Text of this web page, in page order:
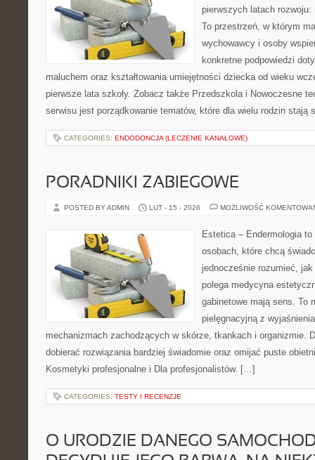
pierwszych latach
To przestrzeń, w którym
wychowawcy i osoby
konkretne podpowiedzi
maluchem oraz kształtowania umiejętności dziecka od wieku
pierwsze lata szkoły. Zobacz także Przedszkola i Nowoczesne
serwisu jest porządkowanie tematów, które dla wielu rodzin
CATEGORIES: ENDODONCJA (LECZENIE KANAŁOWE)
PORADNIKI ZABIEGOWE
POSTED BY ADMIN LUT - 15 - 2026 MOŻLIWOŚĆ
Estetica – Endermologia
osobach, które chcą
jednocześnie rozumieć,
polega medycyna
gabinetowe mają sens. To
pielęgnacyjną z
mechanizmach zachodzących w skórze, tkankach i organizmie.
dobierać rozwiązania bardziej świadomie oraz omijać puste
Kosmetyki profesjonalne i Dla profesjonalistów. […]
CATEGORIES: TESTY I RECENZJE
O URODZIE DANEGO